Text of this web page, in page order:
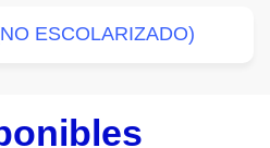
ESCOLARIZADO)